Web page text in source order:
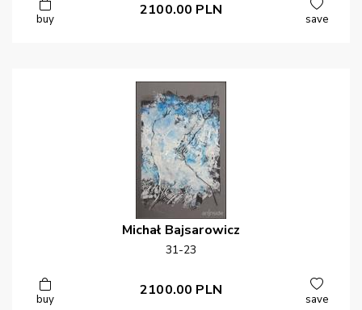
buy
2100.00 PLN
save
Michał Bajsarowicz
31-23
buy
2100.00 PLN
save